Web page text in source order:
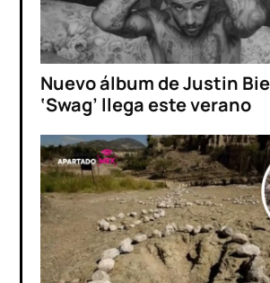
Nuevo álbum de Justin
‘Swag’ llega este verano